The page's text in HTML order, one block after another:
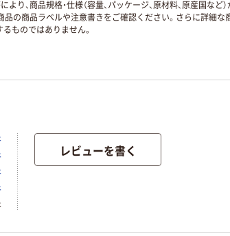
、商品規格・仕様（容量、パッケージ、原材料、原産国な
の商品ラベルや注意書きをご確認ください。さらに詳細な
るものではありません。
レビューを書く